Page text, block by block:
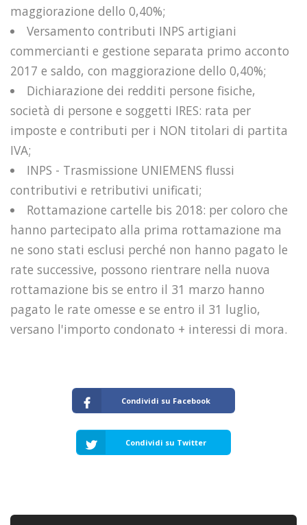
maggiorazione dello 0,40%;
Versamento contributi INPS artigiani
commercianti e gestione separata primo acconto
2017 e saldo, con maggiorazione dello 0,40%;
Dichiarazione dei redditi persone fisiche,
società di persone e soggetti IRES: rata per
imposte e contributi per i NON titolari di partita
IVA;
INPS - Trasmissione UNIEMENS flussi
contributivi e retributivi unificati;
Rottamazione cartelle bis 2018: per coloro che
hanno partecipato alla prima rottamazione ma
ne sono stati esclusi perché non hanno pagato le
rate successive, possono rientrare nella nuova
rottamazione bis se entro il 31 marzo hanno
pagato le rate omesse e se entro il 31 luglio,
versano l'importo condonato + interessi di mora.
Condividi su Facebook
Condividi su Twitter